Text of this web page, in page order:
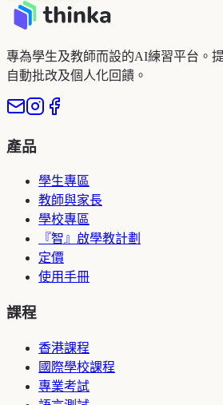
專為學生及教師而設的AI練習平台。
自動批改及個人化回饋。
產品
學生專區
教師與家長
學校專區
『智』啟學教計劃
定價
使用手冊
課程
香港課程
國際學校課程
專業考試